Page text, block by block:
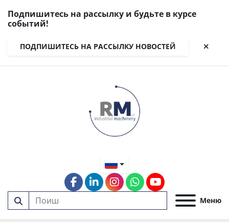
Подпишитесь на рассылку и будьте в курсе
событий!
ПОДПИШИТЕСЬ НА РАССЫЛКУ НОВОСТЕЙ
Меню
facebook
linkedininstagram
whatsapp
youtube